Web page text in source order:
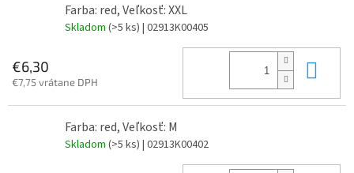
Farba: red, Veľkosť: XXL
Skladom (>5 ks) | 02913K00405
€6,30
€7,75 vrátane DPH
Farba: red, Veľkosť: M
Skladom (>5 ks) | 02913K00402